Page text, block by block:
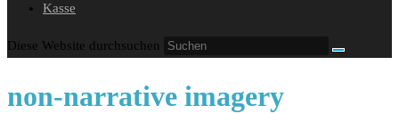
Kasse
Diese Website durchsuchen
non-narrative imagery